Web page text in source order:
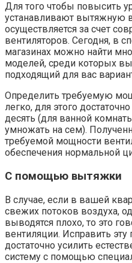
Для того чтобы повысить
устанавливают вытяжную
осуществляется за счет
вентиляторов. Сегодня, в
магазинах можно найти
моделей, среди которых
подходящий для вас
Определить требуемую
легко, для этого
десять (для ванной
умножать на сем).
требуемой мощности
обеспечения нормальной
С помощью вытяжки
В случае, если в вашей
свежих потоков воздуха,
выводятся плохо, то это
вентиляции. Исправить эту
достаточно усилить
систему с помощью